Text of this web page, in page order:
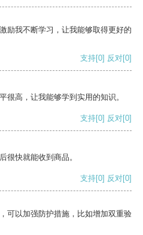
励我不断学习，让我能够取得更好的
支持[0] 反对[0]
很高，让我能够学到实用的知识。
支持[0] 反对[0]
很快就能收到商品。
支持[0] 反对[0]
可以加强防护措施，比如增加双重验